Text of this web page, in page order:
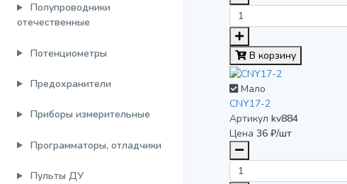
Полупроводники
отечественные
Потенциометры
Предохранители
Приборы измерительные
Программаторы, отладчики
Пульты ДУ
В корзину
Мало
CNY17-2
Артикул kv884
Цена 36 ₽/шт